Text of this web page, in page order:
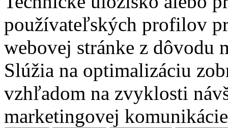
používateľských profilov
webovej stránke z dôvodu
Slúžia na optimalizáciu
vzhľadom na zvyklosti
marketingovej